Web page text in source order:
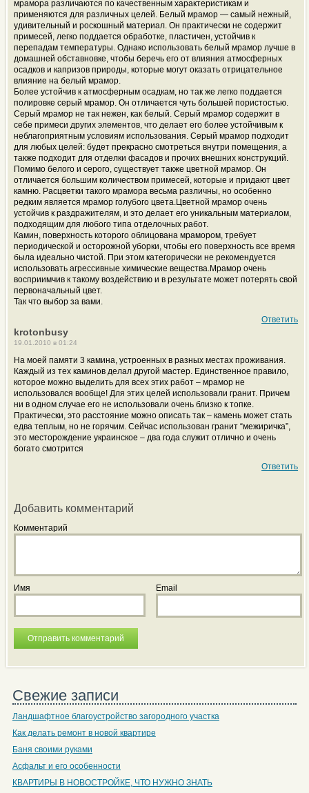
мрамора различаются по качественным характеристикам и
применяются для различных целей. Белый мрамор — самый нежный,
удивительный и роскошный материал. Он практически не содержит
примесей, легко поддается обработке, пластичен, устойчив к
перепадам температуры. Однако использовать белый мрамор лучше в
домашней обставновке, чтобы беречь его от влияния атмосферных
осадков и капризов природы, которые могут оказать отрицательное
влияние на белый мрамор.
Более устойчив к атмосферным осадкам, но так же легко поддается
полировке серый мрамор. Он отличается чуть большей пористостью.
Серый мрамор не так нежен, как белый. Серый мрамор содержит в
себе примеси других элементов, что делает его более устойчивым к
неблагоприятным условиям использования. Серый мрамор подходит
для любых целей: будет прекрасно смотреться внутри помещения, а
также подходит для отделки фасадов и прочих внешних конструкций.
Помимо белого и серого, существует также цветной мрамор. Он
отличается большим количеством примесей, которые и придают цвет
камню. Расцветки такого мрамора весьма различны, но особенно
редким является мрамор голубого цвета.Цветной мрамор очень
устойчив к раздражителям, и это делает его уникальным материалом,
подходящим для любого типа отделочных работ.
Камин, поверхность которого облицована мрамором, требует
периодической и осторожной уборки, чтобы его поверхность все время
была идеально чистой. При этом категорически не рекомендуется
использовать агрессивные химические вещества.Мрамор очень
восприимчив к такому воздействию и в результате может потерять свой
первоначальный цвет.
Так что выбор за вами.
Ответить
krotonbusy
19.01.2010 в 01:24
На моей памяти 3 камина, устроенных в разных местах проживания.
Каждый из тех каминов делал другой мастер. Единственное правило,
которое можно выделить для всех этих работ – мрамор не
использовался вообще! Для этих целей использовали гранит. Причем
ни в одном случае его не использовали очень близко к топке.
Практически, это расстояние можно описать так – камень может стать
едва теплым, но не горячим. Сейчас использован гранит “межиричка”,
это месторождение украинское – два года служит отлично и очень
богато смотрится
Ответить
Добавить комментарий
Комментарий
Имя Email
Свежие записи
Ландшафтное благоустройство загородного участка
Как делать ремонт в новой квартире
Баня своими руками
Асфальт и его особенности
КВАРТИРЫ В НОВОСТРОЙКЕ, ЧТО НУЖНО ЗНАТЬ